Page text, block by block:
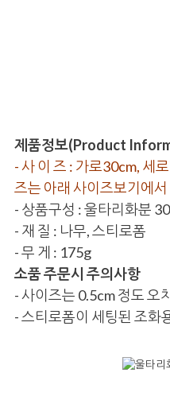
제품정보(Product
- 사 이 즈 : 가로30cm, 세
즈는 아래 사이즈보기에
- 상품구성 : 울타리화분
- 재 질 : 나무, 스티로폼
- 무 게 : 175g
소품 주문시 주의사항
- 사이즈는 0.5cm 정도 오
- 스티로폼이 세팅된 조화